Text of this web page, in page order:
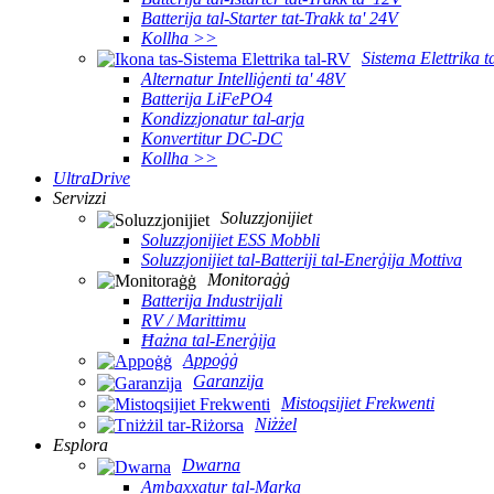
Batterija tal-Starter tat-Trakk ta' 24V
Kollha >>
Sistema Elettrika
Alternatur Intelliġenti ta' 48V
Batterija LiFePO4
Kondizzjonatur tal-arja
Konvertitur DC-DC
Kollha >>
UltraDrive
Servizzi
Soluzzjonijiet
Soluzzjonijiet ESS Mobbli
Soluzzjonijiet tal-Batteriji tal-Enerġija Mottiva
Monitoraġġ
Batterija Industrijali
RV / Marittimu
Ħażna tal-Enerġija
Appoġġ
Garanzija
Mistoqsijiet Frekwenti
Niżżel
Esplora
Dwarna
Ambaxxatur tal-Marka